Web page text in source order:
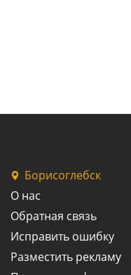
Борисоглебск
О нас
Обратная связь
Исправить ошибку
Разместить рекламу